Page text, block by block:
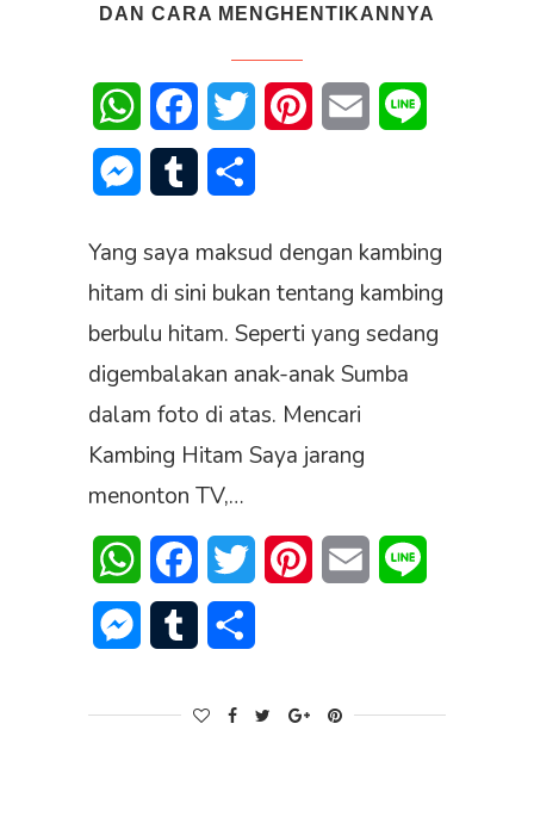
DAN CARA MENGHENTIKANNYA
WhatsAppFacebookTwitter PinterestEmail
Messenger
Tumblr
Yang saya maksud dengan kambing
hitam di sini bukan tentang kambing
berbulu hitam. Seperti yang sedang
digembalakan anak-anak Sumba
dalam foto di atas. Mencari
Kambing Hitam Saya jarang
menonton TV,…
WhatsAppFacebookTwitter PinterestEmail
Messenger
Tumblr